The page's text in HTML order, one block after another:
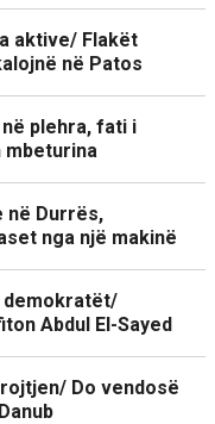
aktive/ Flakët
në Patos
plehra, fati i
mbeturina
në Durrës,
nga një makinë
demokratët/
Abdul El-Sayed
Do vendosë